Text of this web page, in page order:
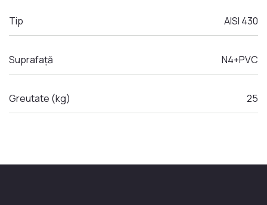
Tip AISI 430
Suprafață N4+PVC
Greutate (kg) 25